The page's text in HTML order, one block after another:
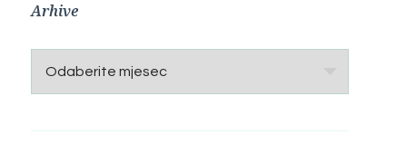
Arhive
Arhive